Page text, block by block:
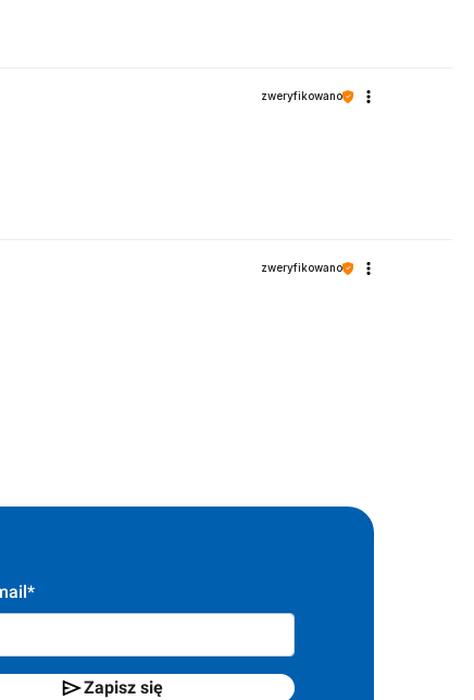
zweryfikowano
zweryfikowano
Zapisz się